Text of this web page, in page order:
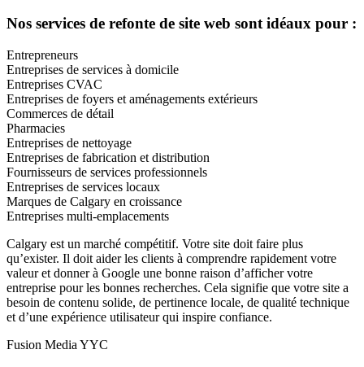
Nos services de refonte de site web sont idéaux pour :
Entrepreneurs
Entreprises de services à domicile
Entreprises CVAC
Entreprises de foyers et aménagements extérieurs
Commerces de détail
Pharmacies
Entreprises de nettoyage
Entreprises de fabrication et distribution
Fournisseurs de services professionnels
Entreprises de services locaux
Marques de Calgary en croissance
Entreprises multi-emplacements
Calgary est un marché compétitif. Votre site doit faire plus
qu’exister. Il doit aider les clients à comprendre rapidement votre
valeur et donner à Google une bonne raison d’afficher votre
entreprise pour les bonnes recherches. Cela signifie que votre site a
besoin de contenu solide, de pertinence locale, de qualité technique
et d’une expérience utilisateur qui inspire confiance.
Fusion Media YYC